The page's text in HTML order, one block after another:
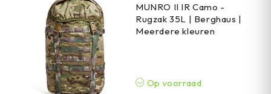
MUNRO II IR Camo -
Rugzak 35L | Berghaus |
Meerdere kleuren
Op voorraad